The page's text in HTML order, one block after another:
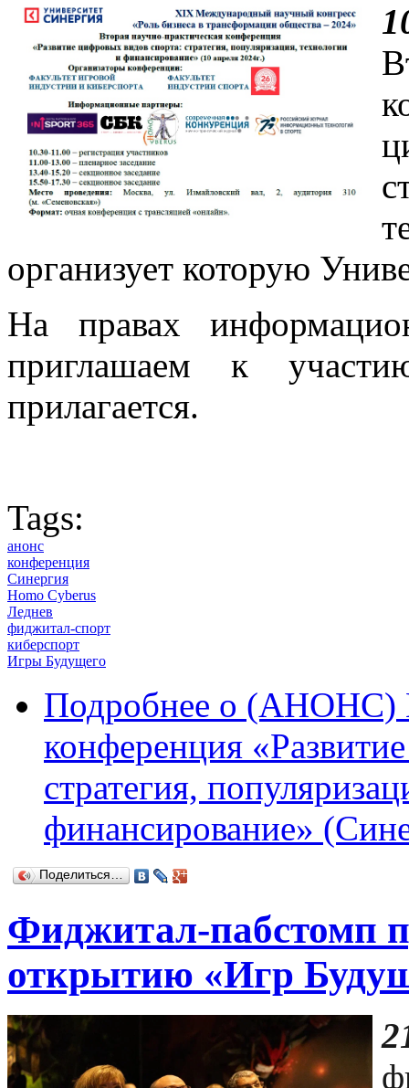
организует которую
На правах
приглашаем к
прилагается.
Tags:
анонс
конференция
Синергия
Homo Cyberus
Леднев
фиджитал-спорт
киберспорт
Игры Будущего
Подробнее о (АНОНС)
конференция
стратегия,
финансирование»
Поделиться…
Фиджитал-пабстомп
открытию «Игр
ф